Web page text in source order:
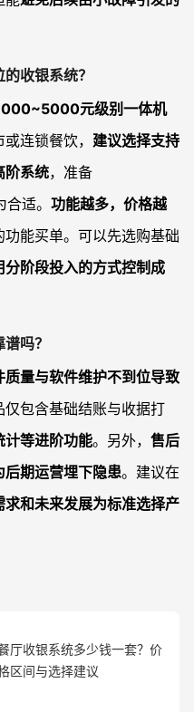
收银系统？
元级别一体机
连锁餐饮， 建议选择支持
阶系统，准备
适。 功能越多，价格越
能买单。可以先选购基础
分阶段投入的方式控制成
吗？
量与软件维护不到位导致
包含基础结账与收据打
计等进阶功能。另外， 售后
后期运营埋下隐患。建议在
求和未来发展为标准选择产
厅收银系统多少钱一套？价
区间与选择建议